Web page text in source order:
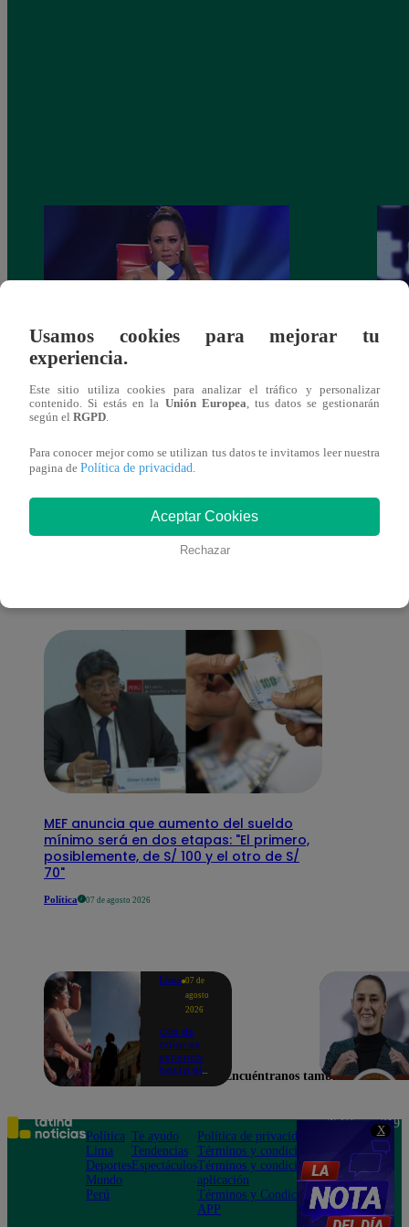
X
una buena madre?
También te puede
interesar
MEF anuncia que aumento del sueldo
mínimo será en dos etapas: "El primero,
posiblemente, de S/ 100 y el otro de S/
70"
Política 07 de agosto 2026
Lima 07 de
agosto
2026
Ola de
calor se
extiende
hasta el
Lima y
otras 16
regiones
Usamos cookies para mejorar tu
experiencia.
Este sitio utiliza cookies para analizar el tráfico y personalizar
contenido. Si estás en la Unión Europea, tus datos se gestionarán
según el RGPD.
Para conocer mejor como se utilizan tus datos te invitamos leer nuestra
pagina de Política de privacidad.
Aceptar Cookies
Rechazar
Encuéntranos también en
Política
Lima
Deportes
Mundo
Perú
Te ayudo
Tendencias
Espectáculos
Política de privacidad
Términos y condiciones
Términos y condiciones
aplicación
Términos y Condiciones
APP
Teléfono: 219
Av. San
Felipe 968
Jesús María